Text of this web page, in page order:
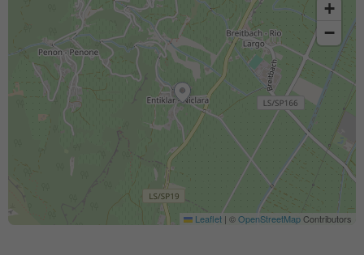
+
−
Leaflet | ©OpenStreetMapContributors